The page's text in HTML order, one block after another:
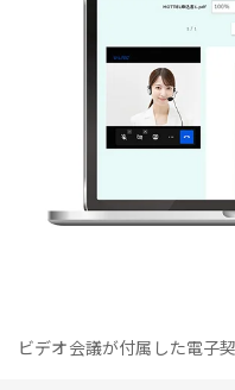
ビデオ会議が付属した電子